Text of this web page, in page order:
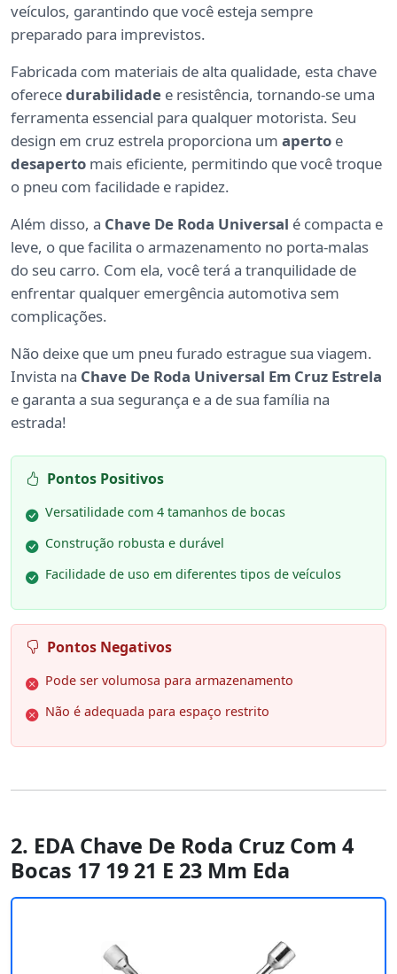
veículos, garantindo que você esteja sempre
preparado para imprevistos.
Fabricada com materiais de alta qualidade, esta chave
oferecedurabilidade e resistência, tornando-se uma
ferramenta essencial para qualquer motorista. Seu
design em cruz estrela proporciona um aperto e
desaperto mais eficiente, permitindo que você troque
o pneu com facilidade e rapidez.
Além disso, a Chave De Roda Universal é compacta e
leve, o que facilita o armazenamento no porta-malas
do seu carro. Com ela, você terá a tranquilidade de
enfrentar qualquer emergência automotiva sem
complicações.
Não deixe que um pneu furado estrague sua viagem.
Invista na Chave De Roda Universal Em Cruz Estrela
e garanta a sua segurança e a de sua família na
estrada!
Pontos Positivos
Versatilidade com 4 tamanhos de bocas
Construção robusta e durável
Facilidade de uso em diferentes tipos de veículos
Pontos Negativos
Pode ser volumosa para armazenamento
Não é adequada para espaço restrito
2. EDA Chave De Roda Cruz Com 4
Bocas 17 19 21 E 23 Mm Eda